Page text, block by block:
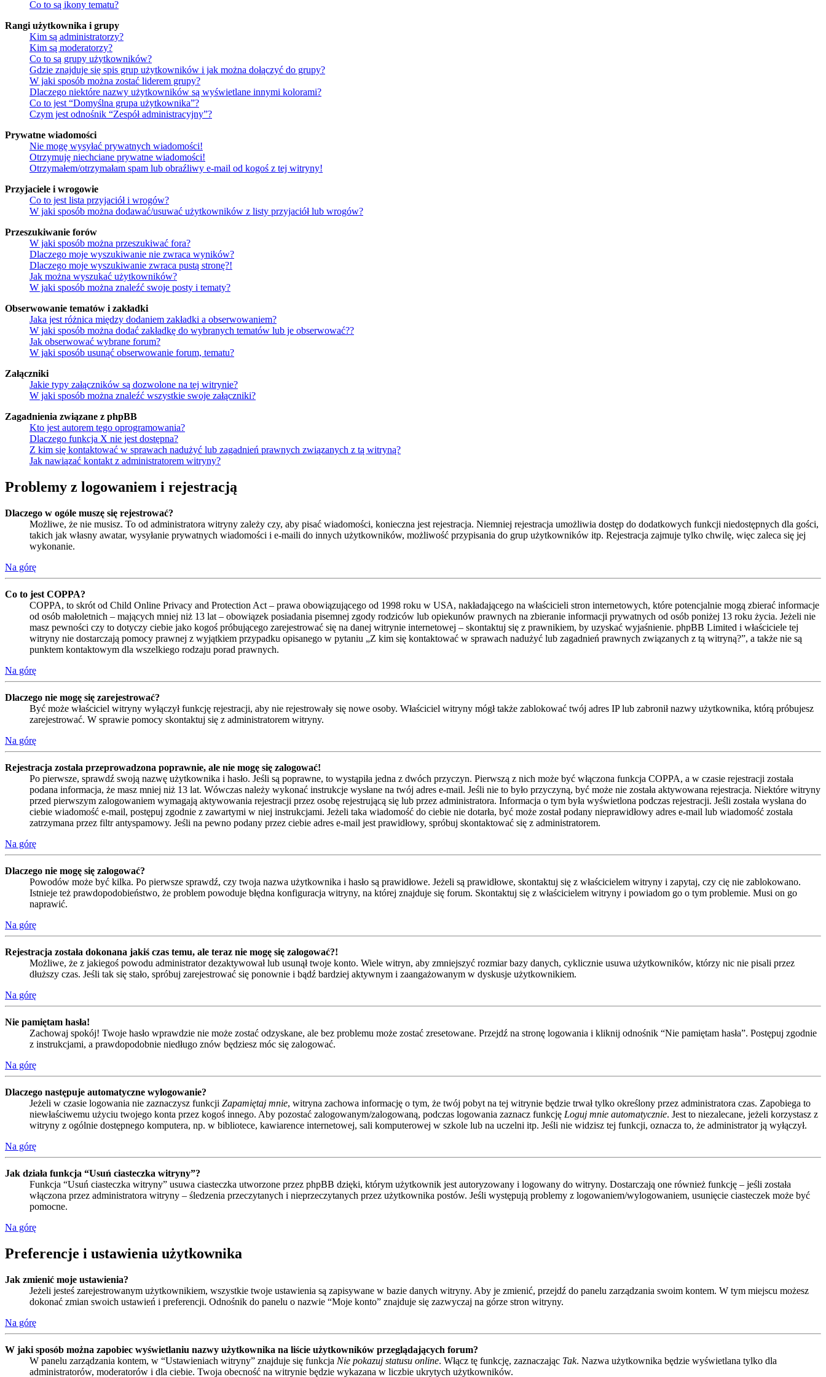
Co to są ikony tematu?
Rangi użytkownika i grupy
Kim są administratorzy?
Kim są moderatorzy?
Co to są grupy użytkowników?
Gdzie znajduje się spis grup użytkowników i jak można dołączyć do grupy?
W jaki sposób można zostać liderem grupy?
Dlaczego niektóre nazwy użytkowników są wyświetlane innymi kolorami?
Co to jest “Domyślna grupa użytkownika”?
Czym jest odnośnik “Zespół administracyjny”?
Prywatne wiadomości
Nie mogę wysyłać prywatnych wiadomości!
Otrzymuję niechciane prywatne wiadomości!
Otrzymałem/otrzymałam spam lub obraźliwy e-mail od kogoś z tej witryny!
Przyjaciele i wrogowie
Co to jest lista przyjaciół i wrogów?
W jaki sposób można dodawać/usuwać użytkowników z listy przyjaciół lub wrogów?
Przeszukiwanie forów
W jaki sposób można przeszukiwać fora?
Dlaczego moje wyszukiwanie nie zwraca wyników?
Dlaczego moje wyszukiwanie zwraca pustą stronę?!
Jak można wyszukać użytkowników?
W jaki sposób można znaleźć swoje posty i tematy?
Obserwowanie tematów i zakładki
Jaka jest różnica między dodaniem zakładki a obserwowaniem?
W jaki sposób można dodać zakładkę do wybranych tematów lub je obserwować??
Jak obserwować wybrane forum?
W jaki sposób usunąć obserwowanie forum, tematu?
Załączniki
Jakie typy załączników są dozwolone na tej witrynie?
W jaki sposób można znaleźć wszystkie swoje załączniki?
Zagadnienia związane z phpBB
Kto jest autorem tego oprogramowania?
Dlaczego funkcja X nie jest dostępna?
Z kim się kontaktować w sprawach nadużyć lub zagadnień prawnych związanych z tą witryną?
Jak nawiązać kontakt z administratorem witryny?
Problemy z logowaniem i rejestracją
Dlaczego w ogóle muszę się rejestrować?
Możliwe, że nie musisz. To od administratora witryny zależy czy, aby pisać wiadomości, konieczna jest rejestracja. Niemniej rejestracja umożliwia dostęp do dodatkowych funkcji niedostępnych dla gości,
takich jak własny awatar, wysyłanie prywatnych wiadomości i e-maili do innych użytkowników, możliwość przypisania do grup użytkowników itp. Rejestracja zajmuje tylko chwilę, więc zaleca się jej
wykonanie.
Na górę
Co to jest COPPA?
COPPA, to skrót od Child Online Privacy and Protection Act – prawa obowiązującego od 1998 roku w USA, nakładającego na właścicieli stron internetowych, które potencjalnie mogą zbierać informacje
od osób małoletnich – mających mniej niż 13 lat – obowiązek posiadania pisemnej zgody rodziców lub opiekunów prawnych na zbieranie informacji prywatnych od osób poniżej 13 roku życia. Jeżeli nie
masz pewności czy to dotyczy ciebie jako kogoś próbującego zarejestrować się na danej witrynie internetowej – skontaktuj się z prawnikiem, by uzyskać wyjaśnienie. phpBB Limited i właściciele tej
witryny nie dostarczają pomocy prawnej z wyjątkiem przypadku opisanego w pytaniu „Z kim się kontaktować w sprawach nadużyć lub zagadnień prawnych związanych z tą witryną?”, a także nie są
punktem kontaktowym dla wszelkiego rodzaju porad prawnych.
Na górę
Dlaczego nie mogę się zarejestrować?
Być może właściciel witryny wyłączył funkcję rejestracji, aby nie rejestrowały się nowe osoby. Właściciel witryny mógł także zablokować twój adres IP lub zabronił nazwy użytkownika, którą próbujesz
zarejestrować. W sprawie pomocy skontaktuj się z administratorem witryny.
Na górę
Rejestracja została przeprowadzona poprawnie, ale nie mogę się zalogować!
Po pierwsze, sprawdź swoją nazwę użytkownika i hasło. Jeśli są poprawne, to wystąpiła jedna z dwóch przyczyn. Pierwszą z nich może być włączona funkcja COPPA, a w czasie rejestracji została
podana informacja, że masz mniej niż 13 lat. Wówczas należy wykonać instrukcje wysłane na twój adres e-mail. Jeśli nie to było przyczyną, być może nie została aktywowana rejestracja. Niektóre witryny
przed pierwszym zalogowaniem wymagają aktywowania rejestracji przez osobę rejestrującą się lub przez administratora. Informacja o tym była wyświetlona podczas rejestracji. Jeśli została wysłana do
ciebie wiadomość e-mail, postępuj zgodnie z zawartymi w niej instrukcjami. Jeżeli taka wiadomość do ciebie nie dotarła, być może został podany nieprawidłowy adres e-mail lub wiadomość została
zatrzymana przez filtr antyspamowy. Jeśli na pewno podany przez ciebie adres e-mail jest prawidłowy, spróbuj skontaktować się z administratorem.
Na górę
Dlaczego nie mogę się zalogować?
Powodów może być kilka. Po pierwsze sprawdź, czy twoja nazwa użytkownika i hasło są prawidłowe. Jeżeli są prawidłowe, skontaktuj się z właścicielem witryny i zapytaj, czy cię nie zablokowano.
Istnieje też prawdopodobieństwo, że problem powoduje błędna konfiguracja witryny, na której znajduje się forum. Skontaktuj się z właścicielem witryny i powiadom go o tym problemie. Musi on go
naprawić.
Na górę
Rejestracja została dokonana jakiś czas temu, ale teraz nie mogę się zalogować?!
Możliwe, że z jakiegoś powodu administrator dezaktywował lub usunął twoje konto. Wiele witryn, aby zmniejszyć rozmiar bazy danych, cyklicznie usuwa użytkowników, którzy nic nie pisali przez
dłuższy czas. Jeśli tak się stało, spróbuj zarejestrować się ponownie i bądź bardziej aktywnym i zaangażowanym w dyskusje użytkownikiem.
Na górę
Nie pamiętam hasła!
Zachowaj spokój! Twoje hasło wprawdzie nie może zostać odzyskane, ale bez problemu może zostać zresetowane. Przejdź na stronę logowania i kliknij odnośnik “Nie pamiętam hasła”. Postępuj zgodnie
z instrukcjami, a prawdopodobnie niedługo znów będziesz móc się zalogować.
Na górę
Dlaczego następuje automatyczne wylogowanie?
Jeżeli w czasie logowania nie zaznaczysz funkcji Zapamiętaj mnie, witryna zachowa informację o tym, że twój pobyt na tej witrynie będzie trwał tylko określony przez administratora czas. Zapobiega to
niewłaściwemu użyciu twojego konta przez kogoś innego. Aby pozostać zalogowanym/zalogowaną, podczas logowania zaznacz funkcję Loguj mnie automatycznie. Jest to niezalecane, jeżeli korzystasz z
witryny z ogólnie dostępnego komputera, np. w bibliotece, kawiarence internetowej, sali komputerowej w szkole lub na uczelni itp. Jeśli nie widzisz tej funkcji, oznacza to, że administrator ją wyłączył.
Na górę
Jak działa funkcja “Usuń ciasteczka witryny”?
Funkcja “Usuń ciasteczka witryny” usuwa ciasteczka utworzone przez phpBB dzięki, którym użytkownik jest autoryzowany i logowany do witryny. Dostarczają one również funkcję – jeśli została
włączona przez administratora witryny – śledzenia przeczytanych i nieprzeczytanych przez użytkownika postów. Jeśli występują problemy z logowaniem/wylogowaniem, usunięcie ciasteczek może być
pomocne.
Na górę
Preferencje i ustawienia użytkownika
Jak zmienić moje ustawienia?
Jeżeli jesteś zarejestrowanym użytkownikiem, wszystkie twoje ustawienia są zapisywane w bazie danych witryny. Aby je zmienić, przejdź do panelu zarządzania swoim kontem. W tym miejscu możesz
dokonać zmian swoich ustawień i preferencji. Odnośnik do panelu o nazwie “Moje konto” znajduje się zazwyczaj na górze stron witryny.
Na górę
W jaki sposób można zapobiec wyświetlaniu nazwy użytkownika na liście użytkowników przeglądających forum?
W panelu zarządzania kontem, w “Ustawieniach witryny” znajduje się funkcja Nie pokazuj statusu online. Włącz tę funkcję, zaznaczając Tak. Nazwa użytkownika będzie wyświetlana tylko dla
administratorów, moderatorów i dla ciebie. Twoja obecność na witrynie będzie wykazana w liczbie ukrytych użytkowników.